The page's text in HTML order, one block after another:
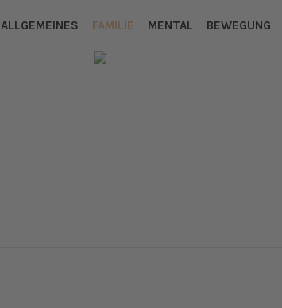
ALLGEMEINES FAMILIE MENTAL BEWEGUNG